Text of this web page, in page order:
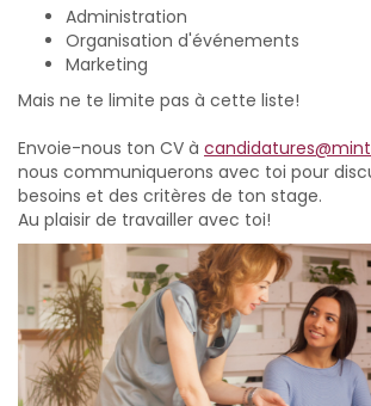
Administration
Organisation d'événements
Marketing
Mais ne te limite pas à cette liste!
Envoie-nous ton CV à candidatures
nous communiquerons avec toi pour
besoins et des critères de ton stage.
Au plaisir de travailler avec toi!